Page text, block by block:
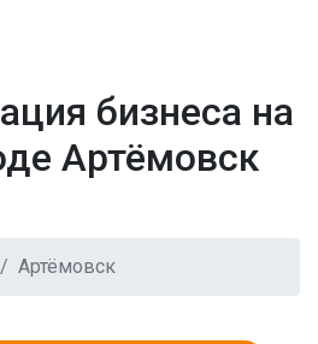
бизнеса на
Артёмовск
Артёмовск